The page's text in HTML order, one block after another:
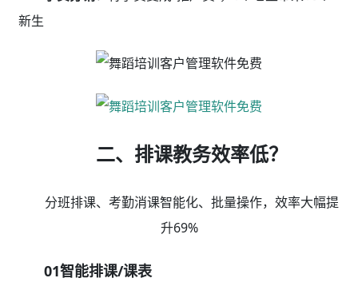
新生
二、排课教务效率低？
分班排课、考勤消课智能化、批量操作，效率大幅提
升69%
01智能排课/课表